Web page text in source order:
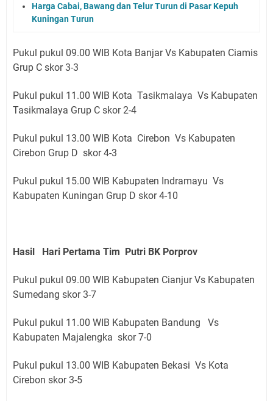
Harga Cabai, Bawang dan Telur Turun di Pasar Kepuh
Kuningan Turun
Pukul pukul 09.00 WIB Kota Banjar Vs Kabupaten Ciamis
Grup C skor 3-3
Pukul pukul 11.00 WIB Kota Tasikmalaya Vs Kabupaten
Tasikmalaya Grup C skor 2-4
Pukul pukul 13.00 WIB Kota Cirebon Vs Kabupaten
Cirebon Grup D skor 4-3
Pukul pukul 15.00 WIB Kabupaten Indramayu Vs
Kabupaten Kuningan Grup D skor 4-10
Hasil Hari Pertama Tim Putri BK Porprov
Pukul pukul 09.00 WIB Kabupaten Cianjur Vs Kabupaten
Sumedang skor 3-7
Pukul pukul 11.00 WIB Kabupaten Bandung Vs
Kabupaten Majalengka skor 7-0
Pukul pukul 13.00 WIB Kabupaten Bekasi Vs Kota
Cirebon skor 3-5